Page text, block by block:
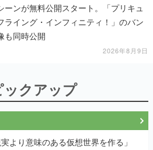
ーンが無料公開スタート。「プリキュ
ライング・インフィニティ！」のバン
も同時公開
2026年8月9日
クアップ
実より意味のある仮想世界を作る」